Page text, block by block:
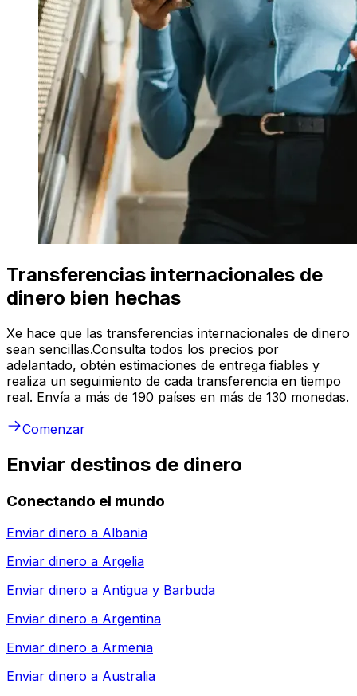
Transferencias internacionales de
dinero bien hechas
Xe hace que las transferencias internacionales de dinero
sean sencillas.Consulta todos los precios por
adelantado, obtén estimaciones de entrega fiables y
realiza un seguimiento de cada transferencia en tiempo
real. Envía a más de 190 países en más de 130 monedas.
Comenzar
Enviar destinos de dinero
Conectando el mundo
Enviar dinero a Albania
Enviar dinero a Argelia
Enviar dinero a Antigua y Barbuda
Enviar dinero a Argentina
Enviar dinero a Armenia
Enviar dinero a Australia